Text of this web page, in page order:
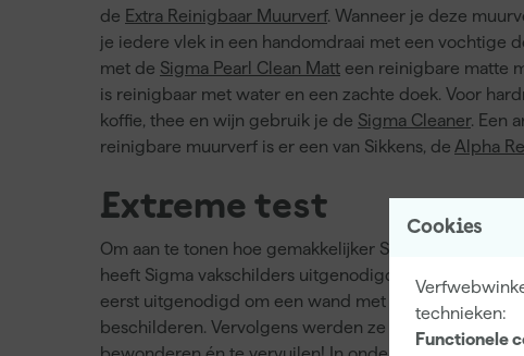
Cookies
technieken:
Functionele
de Extra Reinigbaar Muurverf. Wanneer je deze
je iedere vlek in een handomdraai met een vochtige
met de Sigma Pearl Clean Matt een reinigbare matte
is reinigbaar met water en een zachte doek. Voor
koffie, thee en wijn gebruik je de Sigma Cleaner. Een
reinigbare muurverf is er een van Sikkens, de Alpha
Extreme test
Om aan te tonen hoe gemakkelijker Sigma Pearl Clean
heeft Sigma vakschilders uitgenodigd voor een
eerst uitgenodigd om een wand met deze reinigbare
beschilderen. Vervolgens werden ze weer